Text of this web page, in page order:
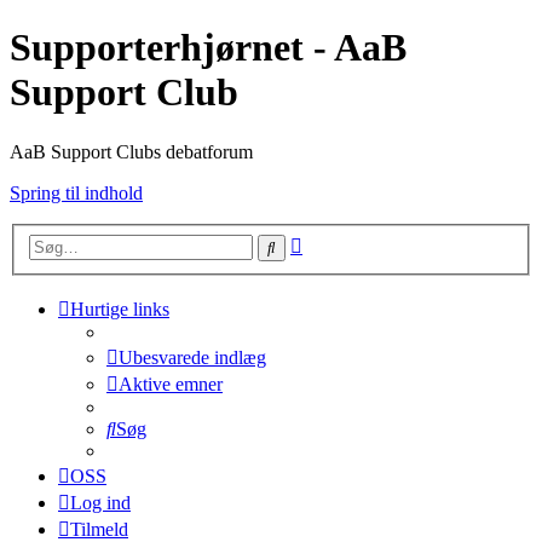
Supporterhjørnet - AaB
Support Club
AaB Support Clubs debatforum
Spring til indhold
Søg
Hurtige links
Ubesvarede indlæg
Aktive emner
Søg
OSS
Log ind
Tilmeld